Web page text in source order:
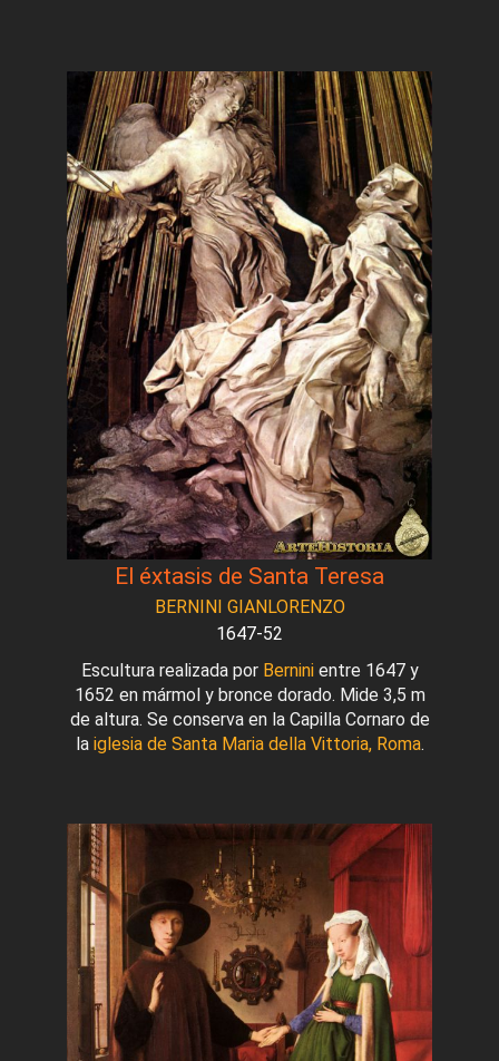
El éxtasis de Santa Teresa
BERNINI GIANLORENZO
1647-52
Escultura realizada por Berninientre 1647 y
1652 en mármol y bronce dorado. Mide 3,5 m
de altura. Se conserva en la Capilla Cornaro de
la iglesia de Santa Maria della Vittoria, Roma.